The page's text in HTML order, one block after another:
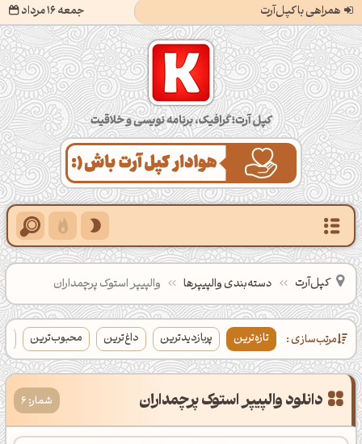
همراهی با کپل‌آرت جمعه 16 مرداد
کپل‌آرت؛ گرافیک، برنامه‌نویسی و خلاقیت
کپل‌آرت دسته‌بندی‌ والپیپرها والپیپر استوک پرچمداران
مرتب‌سازی : تازه‌ترین پربازدیدترین داغ‌ترین محبوب‌ترین
دانلود والپیپر استوک پرچمداران شمار: 6